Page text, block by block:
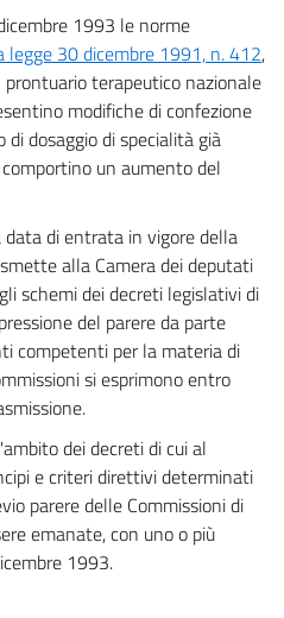
1993 le norme
legge 30 dicembre 1991, n. 412,
terapeutico nazionale
modifiche di confezione
dosaggio di specialità già
un aumento del
di entrata in vigore della
alla Camera dei deputati
schemi dei decreti legislativi di
del parere da parte
competenti per la materia di
si esprimono entro
dei decreti di cui al
e criteri direttivi determinati
parere delle Commissioni di
emanate, con uno o più
1993.